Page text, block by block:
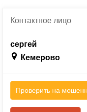
Контактноелицо
сергей
Кемерово
Проверить на